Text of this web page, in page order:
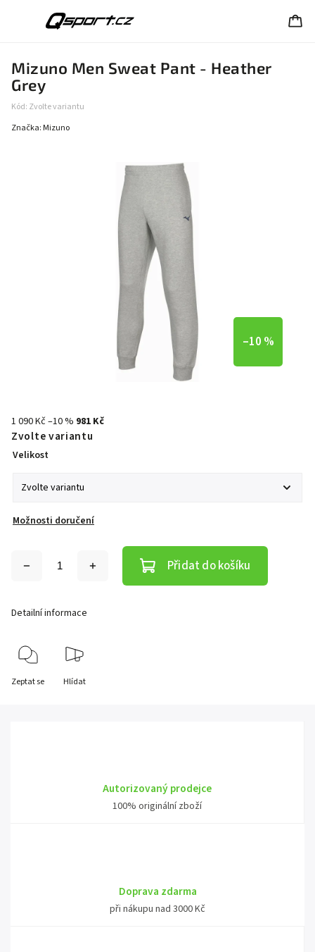
Mizuno Men Sweat Pant - Heather
Grey
Kód: Zvolte variantu
Značka: Mizuno
–10 %
1 090 Kč–10 % 981 Kč
Zvolte variantu
Velikost
Možnosti doručení
Přidat do košíku
Detailní informace
Zeptat se Hlídat
Autorizovaný prodejce
100% originální zboží
Doprava zdarma
při nákupu nad 3000 Kč